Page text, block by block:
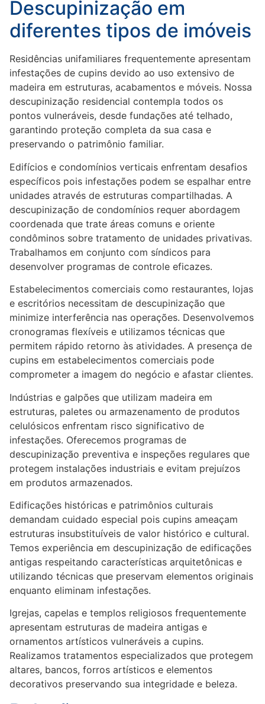
Descupinização em
diferentes tipos de imóveis
Residências unifamiliares frequentemente apresentam
infestações de cupins devido ao uso extensivo de
madeira em estruturas, acabamentos e móveis. Nossa
descupinização residencial contempla todos os
pontos vulneráveis, desde fundações até telhado,
garantindo proteção completa da sua casa e
preservando o patrimônio familiar.
Edifícios e condomínios verticais enfrentam desafios
específicos pois infestações podem se espalhar entre
unidades através de estruturas compartilhadas. A
descupinização de condomínios requer abordagem
coordenada que trate áreas comuns e oriente
condôminos sobre tratamento de unidades privativas.
Trabalhamos em conjunto com síndicos para
desenvolver programas de controle eficazes.
Estabelecimentos comerciais como restaurantes, lojas
e escritórios necessitam de descupinização que
minimize interferência nas operações. Desenvolvemos
cronogramas flexíveis e utilizamos técnicas que
permitem rápido retorno às atividades. A presença de
cupins em estabelecimentos comerciais pode
comprometer a imagem do negócio e afastar clientes.
Indústrias e galpões que utilizam madeira em
estruturas, paletes ou armazenamento de produtos
celulósicos enfrentam risco significativo de
infestações. Oferecemos programas de
descupinização preventiva e inspeções regulares que
protegem instalações industriais e evitam prejuízos
em produtos armazenados.
Edificações históricas e patrimônios culturais
demandam cuidado especial pois cupins ameaçam
estruturas insubstituíveis de valor histórico e cultural.
Temos experiência em descupinização de edificações
antigas respeitando características arquitetônicas e
utilizando técnicas que preservam elementos originais
enquanto eliminam infestações.
Igrejas, capelas e templos religiosos frequentemente
apresentam estruturas de madeira antigas e
ornamentos artísticos vulneráveis a cupins.
Realizamos tratamentos especializados que protegem
altares, bancos, forros artísticos e elementos
decorativos preservando sua integridade e beleza.